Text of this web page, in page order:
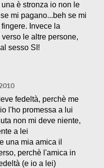
è stronza io non le
mi pagano...beh se mi
Invece la
le altre persone,
sesso SI!
fedeltà, perchè me
l'ho promessa a lui
non mi deve niente,
a lei
una mia amica il
perchè l'amica in
(e io a lei)